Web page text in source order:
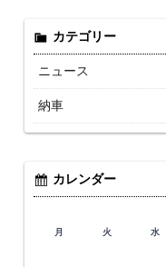
カテゴリー
ニュース
納車
カレンダー
月 火 水